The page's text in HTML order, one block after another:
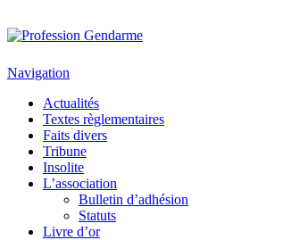
Navigation
Actualités
Textes règlementaires
Faits divers
Tribune
Insolite
L’association
Bulletin d’adhésion
Statuts
Livre d’or